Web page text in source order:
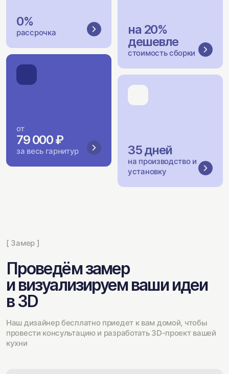
0%
рассрочка
на 20%
дешевле
стоимость сборки
от
79 000 ₽
за весь гарнитур 35 дней
на производство и
установку
[ Замер ]
Проведём замер
и визуализируем ваши идеи
в 3D
Наш дизайнер бесплатно приедет к вам домой, чтобы
провести консультацию и разработать 3D-проект вашей
кухни